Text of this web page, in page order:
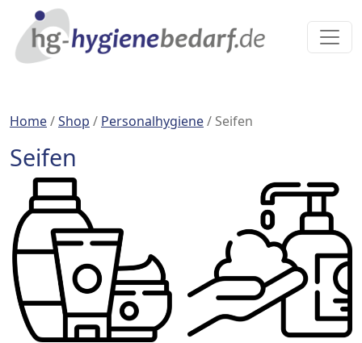
Home/Shop / Personalhygiene/ Seifen
Seifen